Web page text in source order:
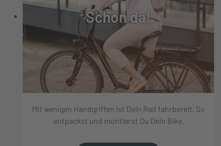
Schon da!
Mit wenigen Handgriffen ist Dein Rad fahrbereit. So
entpackst und montierst Du Dein Bike.